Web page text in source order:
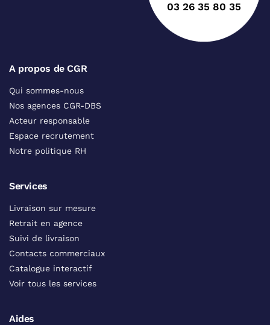
03 26 35 80 35
A propos de CGR
Qui sommes-nous
Nos agences CGR-DBS
Acteur responsable
Espace recrutement
Notre politique RH
Services
Livraison sur mesure
Retrait en agence
Suivi de livraison
Contacts commerciaux
Catalogue interactif
Voir tous les services
Aides